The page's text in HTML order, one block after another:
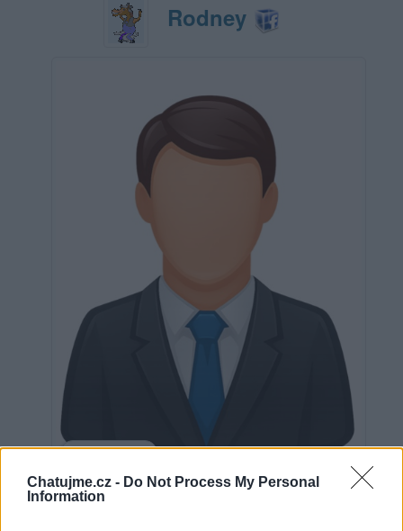
Chatujme.cz - Do Not Process My Personal
Information
Rodney
Neověřeno